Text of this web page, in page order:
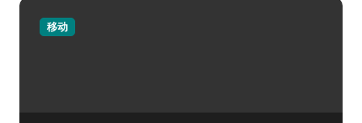
移动